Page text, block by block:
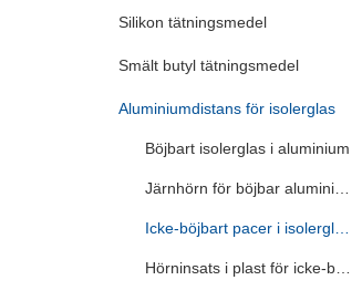
Silikon tätningsmedel
Smält butyl tätningsmedel
Aluminiumdistans för isolerglas
Böjbart isolerglas i aluminium